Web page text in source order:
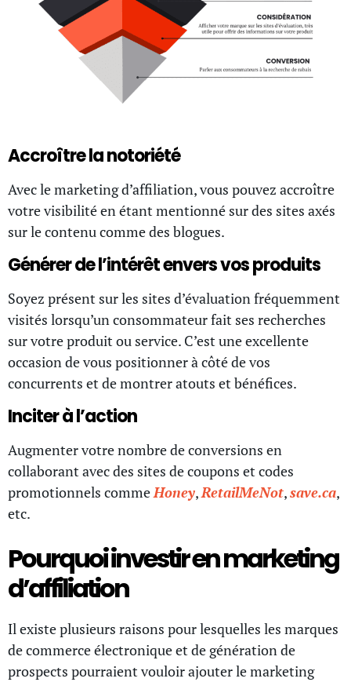
Accroître la notoriété
Avec le marketing d’affiliation, vous pouvez accroître
votre visibilité en étant mentionné sur des sites axés
sur le contenu comme des blogues.
Générer de l’intérêt envers vos produits
Soyez présent sur les sites d’évaluation fréquemment
visités lorsqu’un consommateur fait ses recherches
sur votre produit ou service. C’est une excellente
occasion de vous positionner à côté de vos
concurrents et de montrer atouts et bénéfices.
Inciter à l’action
Augmenter votre nombre de conversions en
collaborant avec des sites de coupons et codes
promotionnels commeHoney,RetailMeNot,save.ca,
etc.
Pourquoi investir en marketing
d’affiliation
Il existe plusieurs raisons pour lesquelles les marques
de commerce électronique et de génération de
prospects pourraient vouloir ajouter le marketing